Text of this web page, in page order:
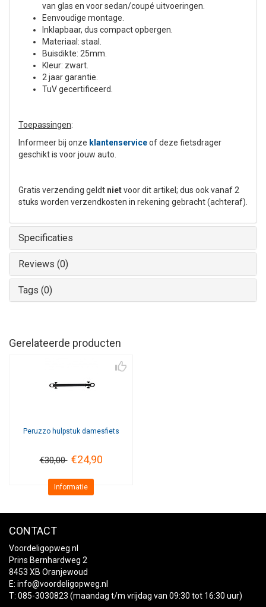
van glas en voor sedan/coupé uitvoeringen.
Eenvoudige montage.
Inklapbaar, dus compact opbergen.
Materiaal: staal.
Buisdikte: 25mm.
Kleur: zwart.
2 jaar garantie.
TuV gecertificeerd.
Toepassingen:
Informeer bij onze klantenserviceof deze fietsdrager
geschikt is voor jouw auto.
Gratis verzending geldt nietvoor dit artikel; dus ook vanaf 2
stuks worden verzendkosten in rekening gebracht (achteraf).
Specificaties
Reviews (0)
Tags (0)
Gerelateerde producten
Peruzzohulpstuk damesfiets
€30,00 €24,90
Informatie
CONTACT
Voordeligopweg.nl
Prins Bernhardweg 2
8453 XB Oranjewoud
E: info@voordeligopweg.nl
T: 085-3030823 (maandag t/m vrijdag van 09:30 tot 16:30 uur)